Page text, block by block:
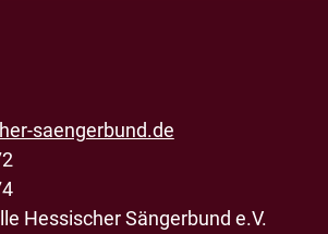
saengerbund.de
Hessischer Sängerbund e.V.